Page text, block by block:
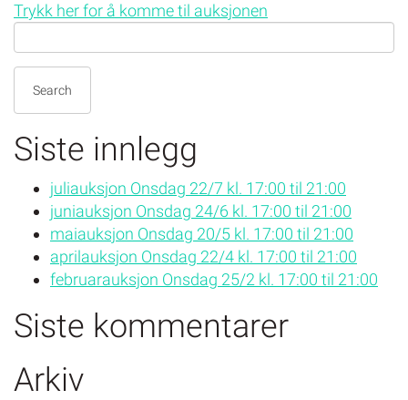
Trykk her for å komme til auksjonen
Search
Siste innlegg
juliauksjon Onsdag 22/7 kl. 17:00 til 21:00
juniauksjon Onsdag 24/6 kl. 17:00 til 21:00
maiauksjon Onsdag 20/5 kl. 17:00 til 21:00
aprilauksjon Onsdag 22/4 kl. 17:00 til 21:00
februarauksjon Onsdag 25/2 kl. 17:00 til 21:00
Siste kommentarer
Arkiv